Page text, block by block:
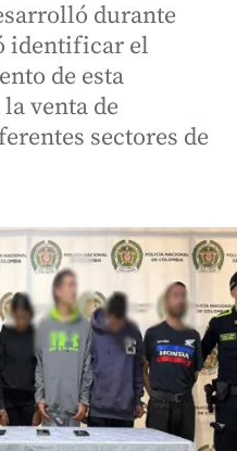
durante
identificar el
de esta
venta de
sectores de